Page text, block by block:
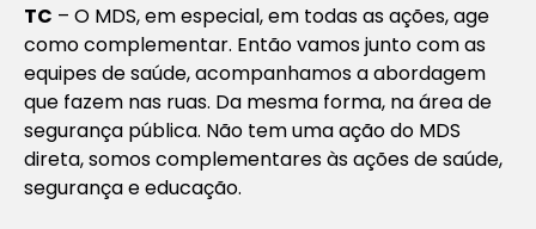
TC – O MDS, em especial, em todas as ações, age
como complementar. Então vamos junto com as
equipes de saúde, acompanhamos a abordagem
que fazem nas ruas. Da mesma forma, na área de
segurança pública. Não tem uma ação do MDS
direta, somos complementares às ações de saúde,
segurança e educação.